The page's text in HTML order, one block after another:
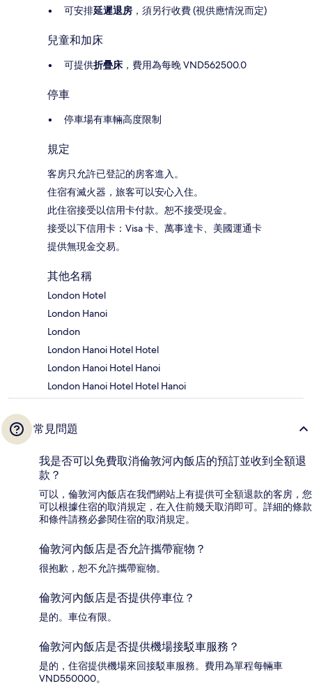
可安排延遲退房 ，須另行收費 (視供應情況而定)
兒童和加床
可提供折疊床 ，費用為每晚 VND562500.0
停車
停車場有車輛高度限制
規定
客房只允許已登記的房客進入。
住宿有滅火器，旅客可以安心入住。
此住宿接受以信用卡付款。恕不接受現金。
接受以下信用卡：Visa 卡、萬事達卡、美國運通卡
提供無現金交易。
其他名稱
London Hotel
London Hanoi
London
London Hanoi Hotel Hotel
London Hanoi Hotel Hanoi
London Hanoi Hotel Hotel Hanoi
常見問題
我是否可以免費取消倫敦河內飯店的預訂並收到全額退
款？
可以，倫敦河內飯店在我們網站上有提供可全額退款的客房，您
可以根據住宿的取消規定，在入住前幾天取消即可。詳細的條款
和條件請務必參閱住宿的取消規定。
倫敦河內飯店是否允許攜帶寵物？
很抱歉，恕不允許攜帶寵物。
倫敦河內飯店是否提供停車位？
是的。車位有限。
倫敦河內飯店是否提供機場接駁車服務？
是的，住宿提供機場來回接駁車服務。費用為單程每輛車
VND550000。